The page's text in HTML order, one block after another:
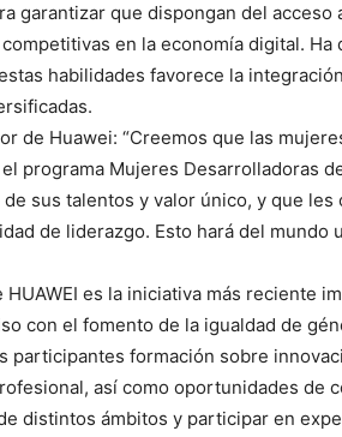
garantizar que dispongan del acceso
en la economía digital. Ha
habilidades favorece la
de Huawei: “Creemos que las
programa Mujeres Desarrolladoras
sus talentos y valor único, y que les
de liderazgo. Esto hará del mundo
es la iniciativa más reciente
con el fomento de la igualdad de
participantes formación sobre
así como oportunidades de
distintos ámbitos y participar en